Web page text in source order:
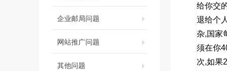
企业邮局问题
网站推广问题
其他问题
给你交
退给个
杂,国家
须在你
次,如果